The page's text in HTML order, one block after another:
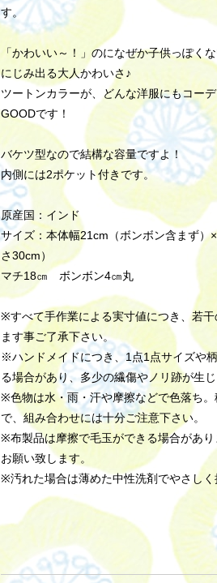
す。
「かわいい～！」のになぜか子供っぽく
にじみ出る大人かわいさ♪
ツートンカラーが、どんな洋服にもコー
GOODです！
バケツ型なので結構な容量ですよ！
内側には2ポケット付きです。
原産国：インド
サイズ：本体幅21cm（ボンボン含まず
さ30cm）
マチ18㎝ ボンボン4㎝丸
※すべて手作業による実寸値につき、若干
ます事ご了承下さい。
※ハンドメイドにつき、1点1点サイズや
る場合があり、多少の繊傷やノリ跡が生じ
※色物は水・雨・汗や摩擦などで色落ち
で、組み合わせには十分ご注意下さい。
※布製品は摩擦で毛玉ができる場合があ
お願い致します。
※汚れた場合は薄めた中性洗剤でやさしく